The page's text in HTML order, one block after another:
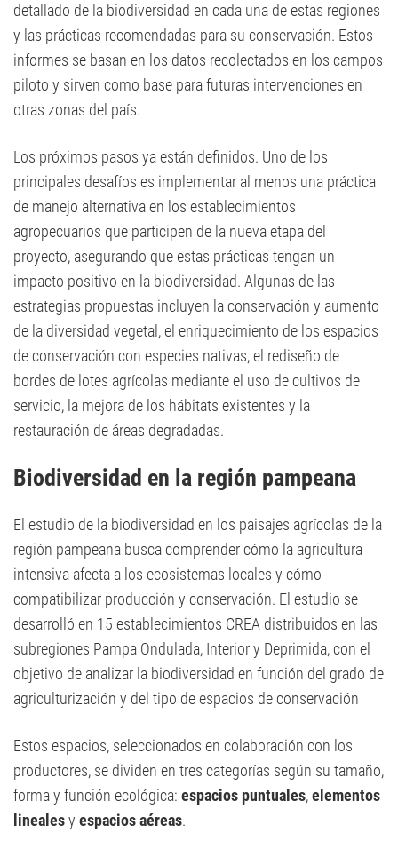
detallado de la biodiversidad en cada una de estas regiones
y las prácticas recomendadas para su conservación. Estos
informes se basan en los datos recolectados en los campos
piloto y sirven como base para futuras intervenciones en
otras zonas del país.
Los próximos pasos ya están definidos. Uno de los
principales desafíos es implementar al menos una práctica
de manejo alternativa en los establecimientos
agropecuarios que participen de la nueva etapa del
proyecto, asegurando que estas prácticas tengan un
impacto positivo en la biodiversidad. Algunas de las
estrategias propuestas incluyen la conservación y aumento
de la diversidad vegetal, el enriquecimiento de los espacios
de conservación con especies nativas, el rediseño de
bordes de lotes agrícolas mediante el uso de cultivos de
servicio, la mejora de los hábitats existentes y la
restauración de áreas degradadas.
Biodiversidad en la región pampeana
El estudio de la biodiversidad en los paisajes agrícolas de la
región pampeana busca comprender cómo la agricultura
intensiva afecta a los ecosistemas locales y cómo
compatibilizar producción y conservación. El estudio se
desarrolló en 15 establecimientos CREA distribuidos en las
subregiones Pampa Ondulada, Interior y Deprimida, con el
objetivo de analizar la biodiversidad en función del grado de
agriculturización y del tipo de espacios de conservación
Estos espacios, seleccionados en colaboración con los
productores, se dividen en tres categorías según su tamaño,
forma y función ecológica: espacios puntuales,elementos
linealesy espacios aéreas.